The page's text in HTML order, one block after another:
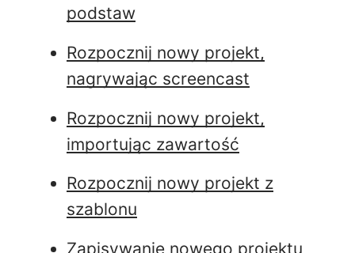
podstaw
Rozpocznij nowy projekt,
nagrywając screencast
Rozpocznij nowy projekt,
importując zawartość
Rozpocznij nowy projekt z
szablonu
Zapisywanie nowego projektu